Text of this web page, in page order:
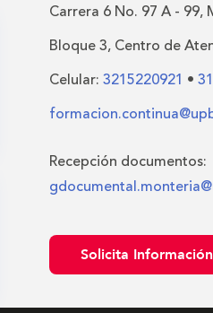
Carrera 6 No. 97 A -
Bloque 3, Centro de
Celular: 3215220921 •
Recepción documentos:
Solicita Información